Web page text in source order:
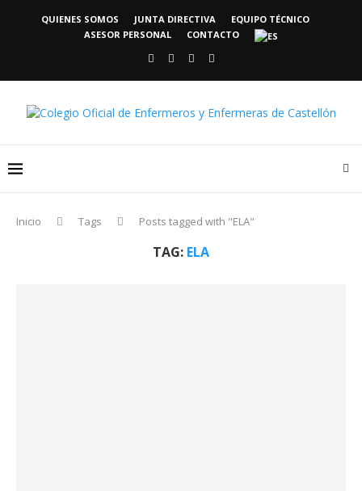
QUIENES SOMOS JUNTA DIRECTIVA
EQUIPO TÉCNICO
ASESOR PERSONAL
CONTACTO
Inicio Tags Posts tagged with "ELA"
TAG: ELA